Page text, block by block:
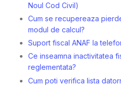
Noul Cod Civil)
Cum se recupereaza
modul de calcul?
Suport fiscal ANAF la
Ce inseamna inactivitatea
reglementata?
Cum poti verifica lista